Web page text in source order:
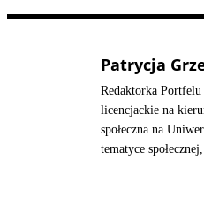
Patrycja
Redaktorka Portfelu
licencjackie na
społeczna na
tematyce